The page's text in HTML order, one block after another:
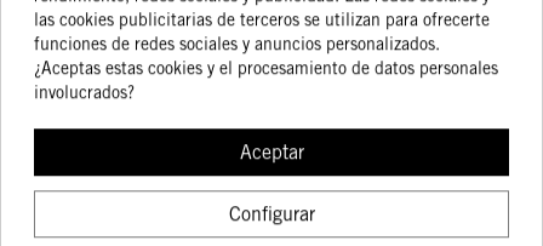
COMPRAR
las cookies publicitarias de terceros se utilizan para ofrecerte
funciones de redes sociales y anuncios personalizados.
¿Aceptas estas cookies y el procesamiento de datos personales
involucrados?
Aceptar
Configurar